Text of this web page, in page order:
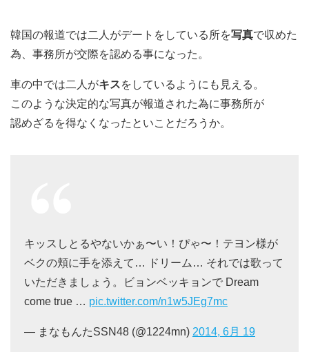
韓国の報道では二人がデートをしている所を写真で収めた
為、事務所が交際を認める事になった。
車の中では二人がキスをしているようにも見える。
このような決定的な写真が報道された為に事務所が
認めざるを得なくなったといことだろうか。
キッスしとるやないかぁ〜い！ぴゃ〜！テヨン様が
ベクの頬に手を添えて… ドリーム… それでは歌って
いただきましょう。ビョンベッキョンで Dream
come true … pic.twitter.com/n1w5JEg7mc
— まなもんたSSN48 (@1224mn) 2014, 6月 19